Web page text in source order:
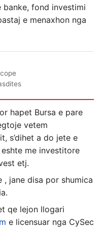
banke, fond investimi
e menaxhon nga
hapet Bursa e pare
vetem
s’dihet a do jete e
me investitore
etj.
, jane disa por shumica
qe lejon llogari
e licensuar nga CySec